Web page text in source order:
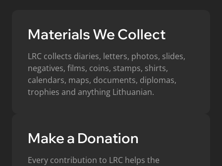
Materials We Collect
LRC collects diaries, letters, photos, slides,
negatives, films, coins, stamps, shirts,
calendars, maps, documents, diplomas,
trophies and anything Lithuanian.
Make a Donation
Every contribution to LRC helps the